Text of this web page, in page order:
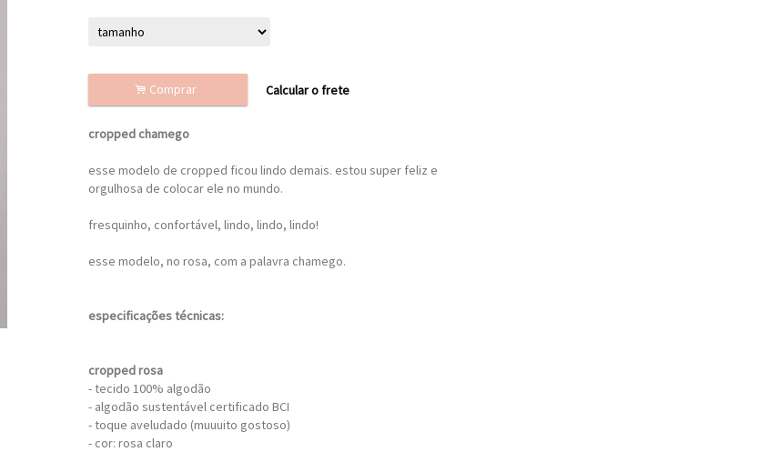
. Comprar Calcular o frete
cropped chamego
esse modelo de cropped ficou lindo demais. estou super feliz e
orgulhosa de colocar ele no mundo.
fresquinho, confortável, lindo, lindo, lindo!
esse modelo, no rosa, com a palavra chamego.
especificações técnicas:
cropped rosa
- tecido 100% algodão
- algodão sustentável certificado BCI
- toque aveludado (muuuito gostoso)
- cor: rosa claro